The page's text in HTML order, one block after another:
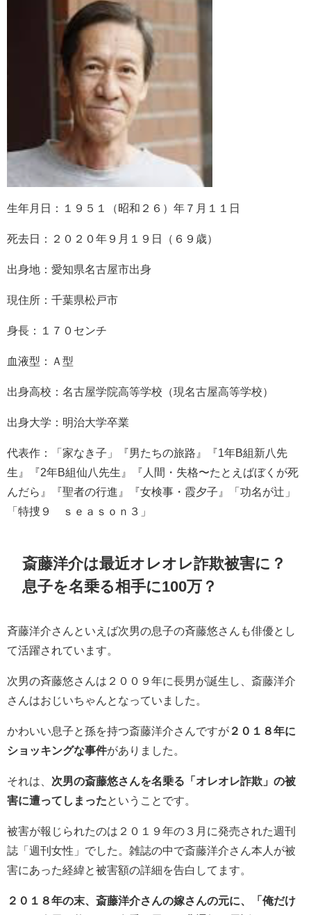
生年月日：１９５１（昭和２６）年７月１１日
死去日：２０２０年９月１９日（６９歳）
出身地：愛知県名古屋市出身
現住所：千葉県松戸市
身長：１７０センチ
血液型：Ａ型
出身高校：名古屋学院高等学校（現名古屋高等学校）
出身大学：明治大学卒業
代表作：「家なき子」 『男たちの旅路 』 『1年B組新八先
生 』 『2年B組仙八先生 』 『 人間・失格〜たとえばぼくが死
んだら 』 『聖者の行進 』 『女検事・霞夕子 』
「功名が辻」
「特捜９ ｓｅａｓｏｎ３」
斎藤洋介は最近オレオレ詐欺被害に？
息子を名乗る相手に100万？
斉藤洋介さんといえば次男の息子の斉藤悠さんも俳優とし
て活躍されています。
次男の斉藤悠さんは２００９年に長男が誕生し、斎藤洋介
さんはおじいちゃんとなっていました。
かわいい息子と孫を持つ斎藤洋介さんですが ２０１８年に
ショッキングな事件がありました。
それは、 次男の斎藤悠さんを名乗る「オレオレ詐欺」の被
害に遭ってしまったということです。
被害が報じられたのは２０１９年の３月に発売された週刊
誌「週刊女性」でした。雑誌の中で斎藤洋介さん本人が被
害にあった経緯と被害額の詳細を告白してます。
２０１８年の末、斎藤洋介さんの嫁さんの元に、「俺だけ